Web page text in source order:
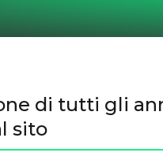
di tutti gli
sito